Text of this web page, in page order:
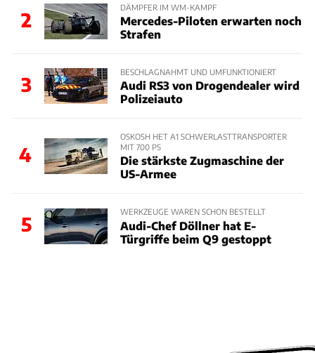
2
DÄMPFER IM WM-KAMPF
Mercedes-Piloten erwarten noch
Strafen
3
BESCHLAGNAHMT UND UMFUNKTIONIERT
Audi RS3 von Drogendealer wird
Polizeiauto
4
OSKOSH HET A1 SCHWERLASTTRANSPORTER
MIT 700 PS
Die stärkste Zugmaschine der
US-Armee
5
WERKZEUGE WAREN SCHON BESTELLT
Audi-Chef Döllner hat E-
Türgriffe beim Q9 gestoppt